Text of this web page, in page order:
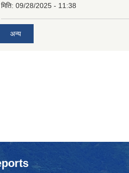
मिति: 09/28/2025 - 11:38
अन्य